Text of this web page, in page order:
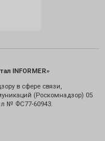
INFORMER»
в сфере связи,
(Роскомнадзор) 05
№ ФС77-60943.